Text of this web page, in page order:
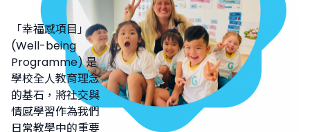
「幸福感項目」
(Well-being
Programme) 是
學校全人教育理念
的基石，將社交與
情感學習作為我們
日常教學中的重要